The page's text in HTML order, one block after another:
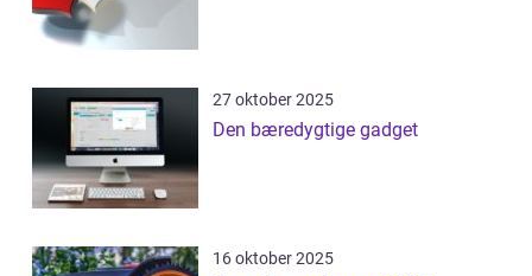
27 oktober 2025
Den bæredygtige gadget
16 oktober 2025